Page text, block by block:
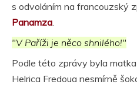
s odvoláním na francouzský
Panamza.
"V Paříži je něco shnilého!"
Podle této zprávy byla
Helrica Fredoua nesmírně